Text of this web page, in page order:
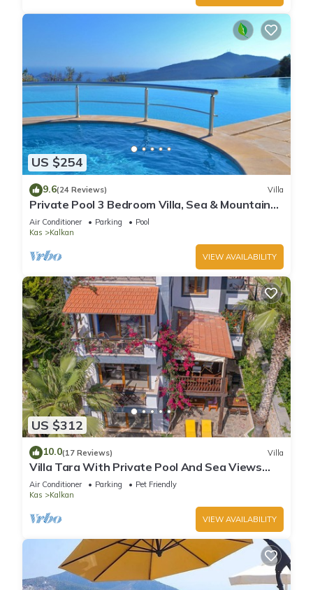
US $254
9.6(24 Reviews) Villa
Private Pool 3 Bedroom Villa, Sea & Mountain
View At Amazing Lavanta
Air Conditioner Parking
Pool
Kas
Kalkan
VIEW AVAILABILITY
US $312
10.0(17 Reviews) Villa
Villa Tara With Private Pool And Sea Views
Close to Beach & Shops
Air Conditioner Parking
Pet Friendly
Kas
Kalkan
VIEW AVAILABILITY